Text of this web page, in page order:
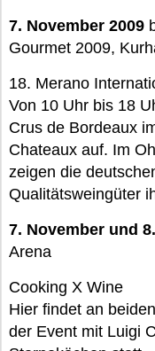
7. November 2009
Gourmet 2009,
18. Merano
Von 10 Uhr bis 18
Crus de Bordeaux
Chateaux auf. Im
zeigen die
Qualitätsweingüter
7. November und
Arena
Cooking X Wine
Hier findet an
der Event mit Luigi